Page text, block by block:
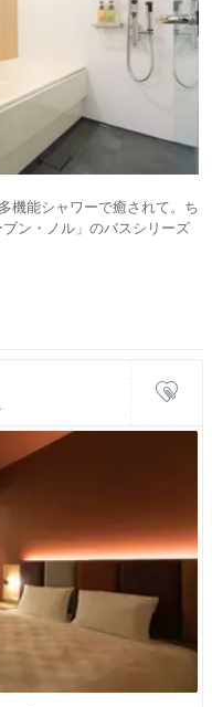
機能シャワーで癒されて。ち
ン・ノル」のバスシリーズ